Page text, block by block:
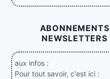
ABONNEMENTS
NEWSLETTERS
aux infos :
Pour tout savoir, c'est ici :